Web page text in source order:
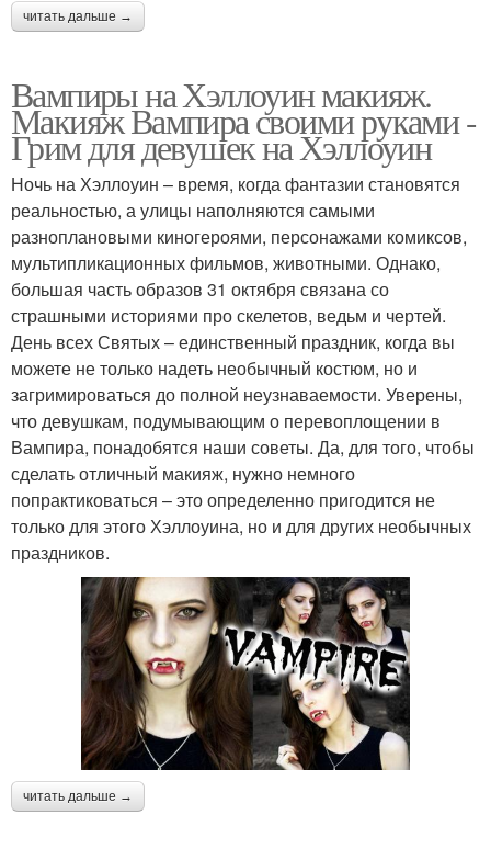
читать дальше →
Вампиры на Хэллоуин макияж.
Макияж Вампира своими руками -
Грим для девушек на Хэллоуин
Ночь на Хэллоуин – время, когда фантазии становятся
реальностью, а улицы наполняются самыми
разноплановыми киногероями, персонажами комиксов,
мультипликационных фильмов, животными. Однако,
большая часть образов 31 октября связана со
страшными историями про скелетов, ведьм и чертей.
День всех Святых – единственный праздник, когда вы
можете не только надеть необычный костюм, но и
загримироваться до полной неузнаваемости. Уверены,
что девушкам, подумывающим о перевоплощении в
Вампира, понадобятся наши советы. Да, для того, чтобы
сделать отличный макияж, нужно немного
попрактиковаться – это определенно пригодится не
только для этого Хэллоуина, но и для других необычных
праздников.
читать дальше →